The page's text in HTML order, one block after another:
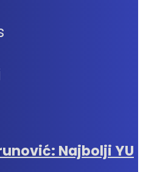
Najbolji YU